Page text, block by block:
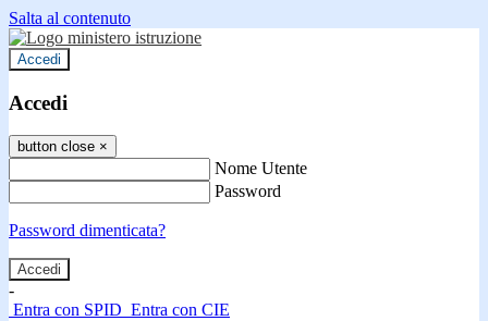
Salta al contenuto
Accedi
Accedi
button close ×
Nome Utente
Password
Password dimenticata?
-
Entra con SPID Entra con CIE